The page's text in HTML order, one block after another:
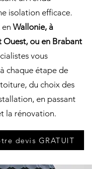
isolation efficace.
en Wallonie, à
Ouest, ou en Brabant
vous
chaque étape de
du choix des
en passant
la rénovation.
devis GRATUIT